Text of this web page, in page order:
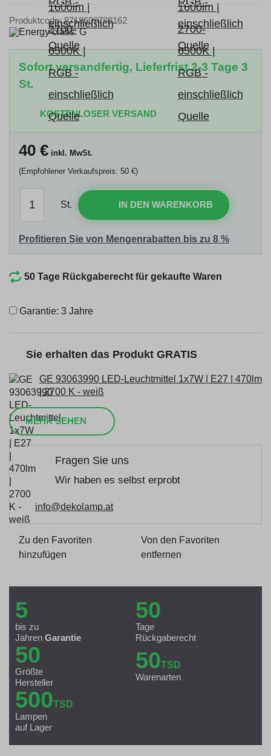
Produktcode: 8718699788162
Sofort versandfertig, Lieferfrist 2-3 Tage 3
St.
KOSTENLOSER VERSAND
40 € inkl. MwSt.
(Empfohlener Verkaufspreis: 50 €)
St. IN DEN WARENKORB
Profitieren Sie von Mengenrabatten bis zu 8 %
50 Tage Rückgaberecht für gekaufte Waren
Garantie: 3 Jahre
Sie erhalten das Produkt GRATIS
GE 93063990 LED-Leuchtmittel 1x7W | E27 | 470lm
| 2700 K - weiß
MEHR SEHEN
Fragen Sie uns
Wir haben es selbst erprobt
info@dekolamp.at
Zu den Favoriten
hinzufügen
Von den Favoriten
entfernen
5
bis zu
Jahren Garantie
50
Tage
Rückgaberecht
50
Größte
Hersteller
50TSD
Warenarten
500TSD
Lampen
auf Lager